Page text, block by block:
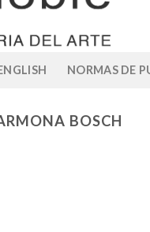
NORMAS DE
BOSCH